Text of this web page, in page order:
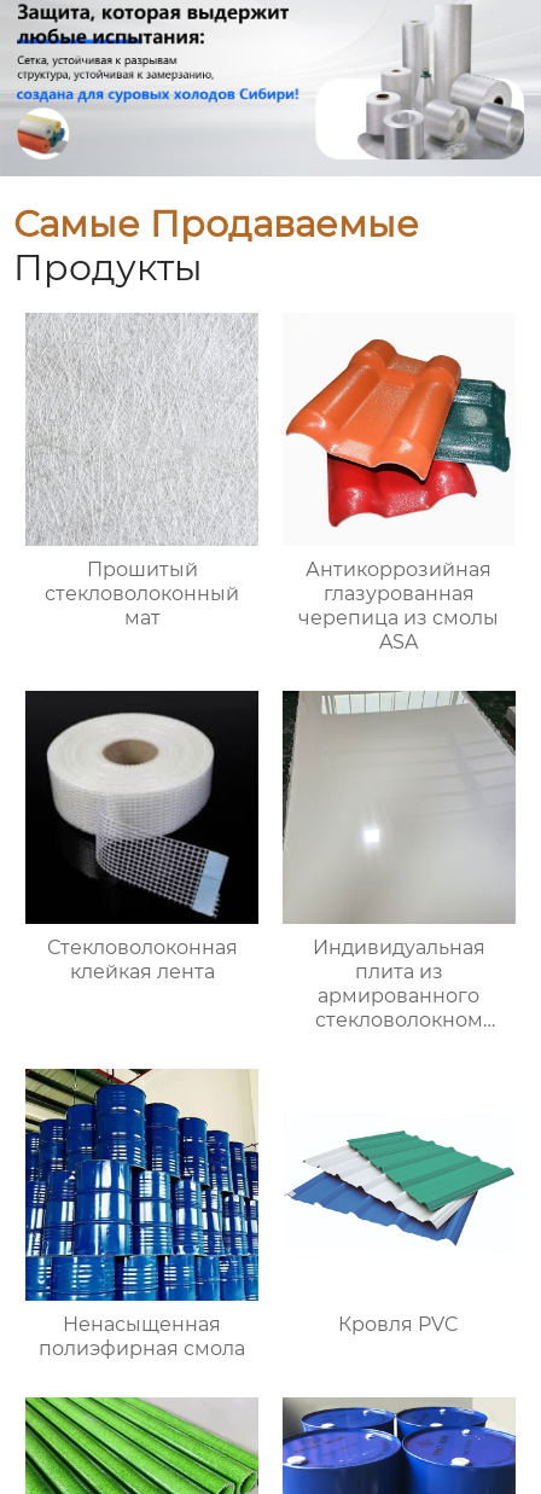
Самые Продаваемые
Продукты
Прошитый
стекловолоконный
мат
Антикоррозийная
глазурованная
черепица из смолы
ASA
Стекловолоконная
клейкая лента
Индивидуальная
плита из
армированного
стекловолокном
Ненасыщенная
полиэфирная смола
Кровля PVC